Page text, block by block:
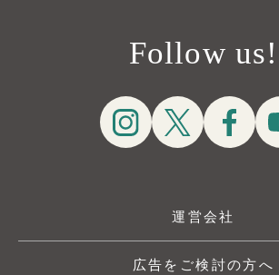
Follow us!
運営会社
広告をご検討の方へ